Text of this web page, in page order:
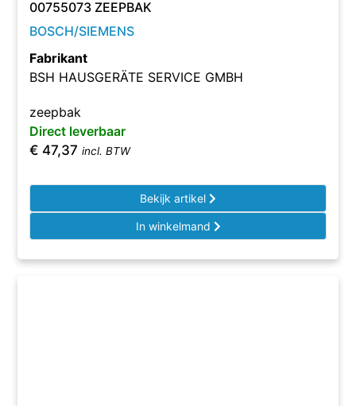
00755073 ZEEPBAK
BOSCH/SIEMENS
Fabrikant
BSH HAUSGERÄTE SERVICE GMBH
zeepbak
Direct leverbaar
€ 47,37 incl. BTW
Bekijk artikel
In winkelmand